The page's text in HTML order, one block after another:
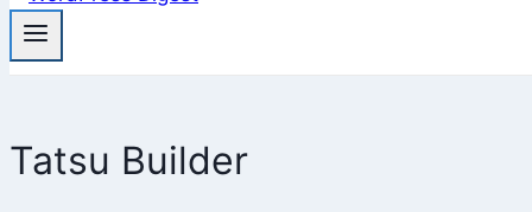
Tatsu Builder